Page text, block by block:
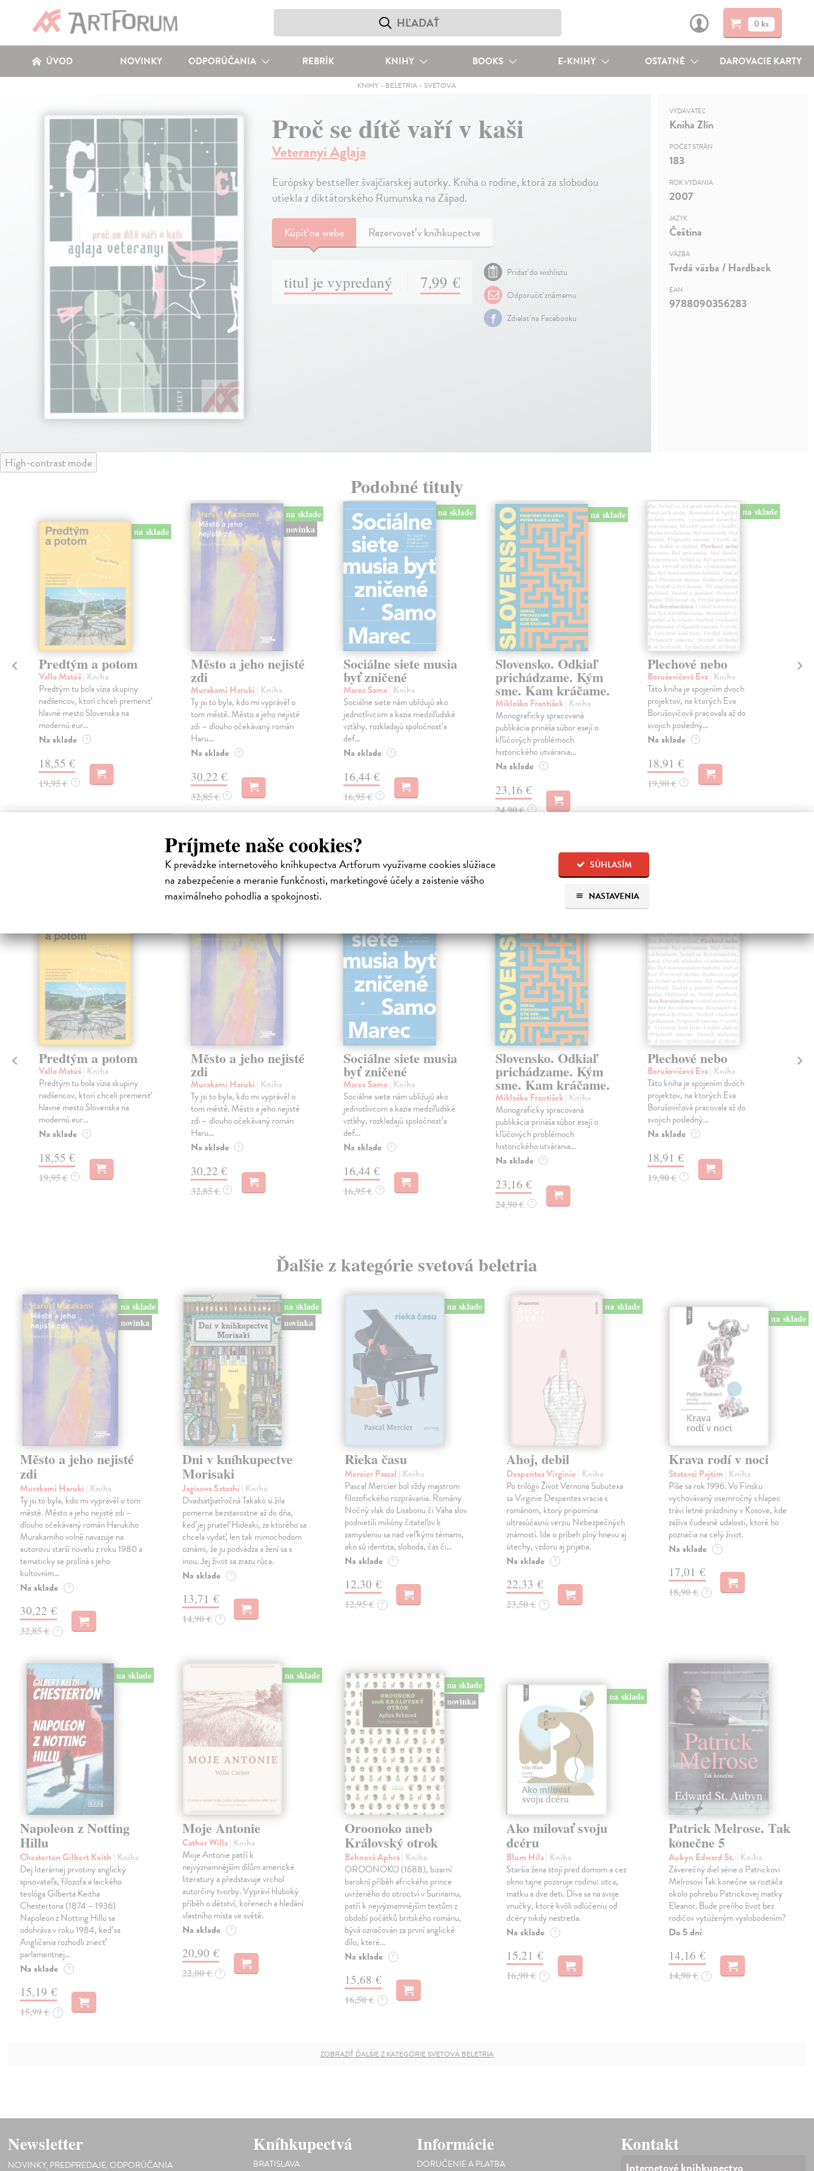
Príjmete naše cookies?
K prevádzke internetového kníhkupectva Artforum využívame cookies slúžiace
na zabezpečenie a meranie funkčnosti, marketingové účely a zaistenie vášho
maximálneho pohodlia a spokojnosti.
SÚHLASÍM
NASTAVENIA
0 ks
ÚVOD NOVINKY ODPORÚČANIA REBRÍK KNIHY BOOKS E-KNIHY OSTATNÉ DAROVACIE KARTY
KNIHY - BELETRIA - SVETOVÁ
Proč se dítě vaří v kaši
Veteranyi Aglaja
Európsky bestseller švajčiarskej autorky. Kniha o rodine, ktorá za slobodou
utiekla z diktátorského Rumunska na Západ.
Kúpiťna webe Rezervovať v kníhkupectve
titul je vypredaný 7,99 €
Pridať do wishlistu
Odporučiť známemu
Zdielať na Facebooku
VYDAVATEĽ
Kniha Zlín
POČET STRÁN
183
ROK VYDANIA
2007
JAZYK
Čeština
VÄZBA
Tvrdá väzba / Hardback
EAN
9788090356283
High-contrast mode
Podobné tituly
na sklade
Predtým a potom
Vallo Matúš| Kniha
Predtým tu bola vízia skupiny
nadšencov, ktorí chceli premeniť
hlavné mesto Slovenska na
modernú eur...
Na sklade ?
18,55 €
19,95 € ?
na sklade
novinka
Město a jeho nejisté
zdi
Murakami Haruki | Kniha
Ty jsi to byla, kdo mi vyprávěl o
tom městě. Město a jeho nejisté
zdi – dlouho očekávaný román
Haru...
Na sklade ?
30,22 €
32,85 € ?
na sklade
Sociálne siete musia
byť zničené
Marec Samo| Kniha
Sociálne siete nám ubližujú ako
jednotlivcom a kazia medziľudské
vzťahy, rozkladajú spoločnosť a
def...
Na sklade ?
16,44 €
16,95 € ?
na sklade
Slovensko. Odkiaľ
prichádzame. Kým
sme. Kam kráčame.
Mikloško František| Kniha
Monograficky spracovaná
publikácia prináša súbor esejí o
kľúčových problémoch
historického utvárania...
Na sklade ?
23,16 €
24,90 € ?
na sklade
Plechové nebo
Borušovičová Eva| Kniha
Táto kniha je spojením dvoch
projektov, na ktorých Eva
Borušovičová pracovala až do
svojich posledný...
Na sklade ?
18,91 €
19,90 € ?
Čitatelia s podobným vkusom si kúpili aj:
Predtým a potom
Vallo Matúš| Kniha
Predtým tu bola vízia skupiny
nadšencov, ktorí chceli premeniť
hlavné mesto Slovenska na
modernú eur...
Na sklade ?
18,55 €
19,95 € ?
Město a jeho nejisté
zdi
Murakami Haruki | Kniha
Ty jsi to byla, kdo mi vyprávěl o
tom městě. Město a jeho nejisté
zdi – dlouho očekávaný román
Haru...
Na sklade ?
30,22 €
32,85 € ?
Sociálne siete musia
byť zničené
Marec Samo| Kniha
Sociálne siete nám ubližujú ako
jednotlivcom a kazia medziľudské
vzťahy, rozkladajú spoločnosť a
def...
Na sklade ?
16,44 €
16,95 € ?
na sklade
Slovensko. Odkiaľ
prichádzame. Kým
sme. Kam kráčame.
Mikloško František| Kniha
Monograficky spracovaná
publikácia prináša súbor esejí o
kľúčových problémoch
historického utvárania...
Na sklade ?
23,16 €
24,90 € ?
Plechové nebo
Borušovičová Eva| Kniha
Táto kniha je spojením dvoch
projektov, na ktorých Eva
Borušovičová pracovala až do
svojich posledný...
Na sklade ?
18,91 €
19,90 € ?
Ďalšie z kategórie svetová beletria
na sklade
novinka
Město a jeho nejisté
zdi
Murakami Haruki | Kniha
Ty jsi to byla, kdo mi vyprávěl o tom
městě. Město a jeho nejisté zdi –
dlouho očekávaný román Harukiho
Murakamiho volně navazuje na
autorovu starší novelu z roku 1980 a
tematicky se prolíná s jeho
kultovním…
Na sklade ?
30,22 €
32,85 € ?
na sklade
novinka
Dni v kníhkupectve
Morisaki
Jagisawa Satoshi | Kniha
Dvadsaťpäťročná Takako si žila
pomerne bezstarostne až do dňa,
keď jej priateľ Hideaki, za ktorého sa
chcela vydať, len tak mimochodom
oznámi, že ju podvádza a žení sa s
inou. Jej život sa zrazu rúca.
Na sklade ?
13,71 €
14,90 € ?
na sklade
Rieka času
Mercier Pascal | Kniha
Pascal Mercier bol vždy majstrom
filozofického rozprávania. Romány
Nočný vlak do Lisabonu či Váha slov
podnietili milióny čitateľov k
zamysleniu sa nad veľkými témami,
ako sú identita, sloboda, čas či…
Na sklade ?
12,30 €
12,95 € ?
na sklade
Ahoj, debil
Despentes Virginie | Kniha
Po trilógii Život Vernona Subutexa
sa Virginie Despentes vracia s
románom, ktorý pripomína
ultrasúčasnú verziu Nebezpečných
známostí. Ide o príbeh plný hnevu aj
útechy, vzdoru aj prijatia.
Na sklade ?
22,33 €
23,50 € ?
na sklade
Krava rodí v noci
Statovci Pajtim | Kniha
Píše sa rok 1996. Vo Fínsku
vychovávaný osemročný chlapec
trávi letné prázdniny v Kosove, kde
zažíva čudesné udalosti, ktoré ho
poznačia na celý život.
Na sklade ?
17,01 €
18,90 € ?
na sklade
Napoleon z Notting
Hillu
Chesterton Gilbert Keith | Kniha
Dej literárnej prvotiny anglický
spisovateľa, filozofa a laického
teológa Gilberta Keitha
Chestertona (1874 – 1936)
Napoleon z Notting Hillu sa
odohráva v roku 1984, keď sa
Angličania rozhodli zriecť
parlamentnej…
Na sklade ?
15,19 €
15,99 € ?
na sklade
Moje Antonie
Cather Willa| Kniha
Moje Antonie patří k
nejvýznamnějším dílům americké
literatury a představuje vrchol
autorčiny tvorby. Vypráví hluboký
příběh o dětství, kořenech a hledání
vlastního místa ve světě.
Na sklade ?
20,90 €
22,00 € ?
na sklade
novinka
Oroonoko aneb
Královský otrok
Behnová Aphra| Kniha
OROONOKO (1688), bizarní
barokní příběh afrického prince
uvrženého do otroctví v Surinamu,
patří k nejvýznamnějším textům z
období počátků britského románu,
bývá označován za první anglické
dílo, které…
Na sklade ?
15,68 €
16,50 € ?
na sklade
Ako milovať svoju
dcéru
Blum Hila| Kniha
Staršia žena stojí pred domom a cez
okno tajne pozoruje rodinu: otca,
matku a dve deti. Díva sa na svoje
vnučky, ktoré kvôli odlúčeniu od
dcéry nikdy nestretla.
Na sklade ?
15,21 €
16,90 € ?
Patrick Melrose. Tak
konečne 5
Aubyn Edward St. | Kniha
Záverečný diel série o Patrickovi
Melrosovi Tak konečne sa roztáča
okolo pohrebu Patrickovej matky
Eleanor. Bude preňho život bez
rodičov vytúženým vyslobodením?
Do 5 dní
14,16 €
14,90 € ?
ZOBRAZIŤ ĎALŠIE Z KATEGÓRIE SVETOVÁ BELETRIA
Newsletter
NOVINKY, PREDPREDAJE, ODPORÚČANIA
Kníhkupectvá
BRATISLAVA
Informácie
DORUČENIE A PLATBA
Kontakt